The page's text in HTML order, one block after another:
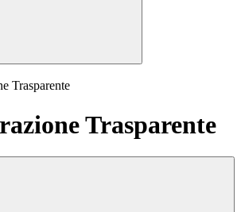
Trasparente
Trasparente